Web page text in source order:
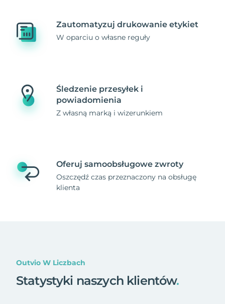
Zautomatyzuj drukowanie etykiet
W oparciu o własne reguły
Śledzenie przesyłek i
powiadomienia
Z własną marką i wizerunkiem
Oferuj samoobsługowe zwroty
Oszczędź czas przeznaczony na obsługę
klienta
Outvio W Liczbach
Statystyki naszych klientów.